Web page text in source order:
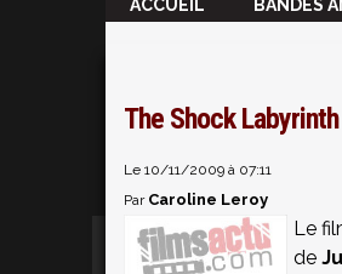
ACCUEIL BANDES
The Shock
Le 10/11/2009 à 07:11
Par Caroline Leroy
Le
de